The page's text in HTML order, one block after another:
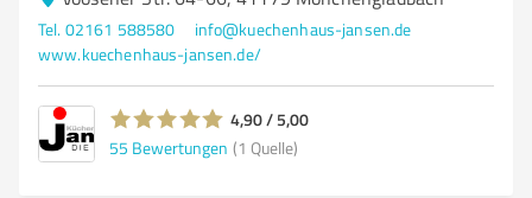
Tel. 02161 588580
info@kuechenhaus-jansen.de
www.kuechenhaus-jansen.de/
4,90 / 5,00
55 Bewertungen (1 Quelle)